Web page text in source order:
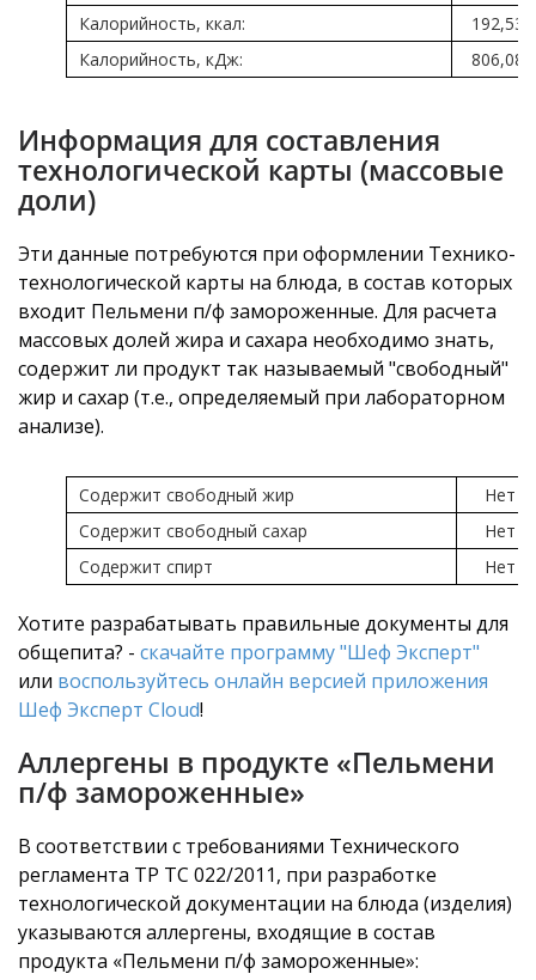
Калорийность, ккал:
192,53
Калорийность, кДж:
806,08
Информация для составления
технологической карты (массовые
доли)
Эти данные потребуются при оформлении Технико-
технологической карты на блюда, в состав которых
входит Пельмени п/ф замороженные. Для расчета
массовых долей жира и сахара необходимо знать,
содержит ли продукт так называемый "свободный"
жир и сахар (т.е., определяемый при лабораторном
анализе).
Содержит свободный жир
Нет
Содержит свободный сахар
Нет
Содержит спирт
Нет
Хотите разрабатывать правильные документы для
общепита? - скачайте программу "Шеф Эксперт"
или воспользуйтесь онлайн версией приложения
Шеф Эксперт Cloud!
Аллергены в продукте «Пельмени
п/ф замороженные»
В соответствии с требованиями Технического
регламента ТР ТС 022/2011, при разработке
технологической документации на блюда (изделия)
указываются аллергены, входящие в состав
продукта «Пельмени п/ф замороженные»: